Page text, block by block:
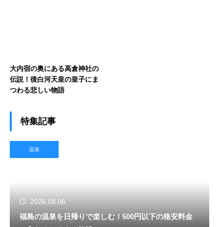
大内宿の奥にある高倉神社の
伝説！後白河天皇の皇子にま
つわる悲しい物語
特集記事
温泉
2026.08.06
福島の温泉を日帰りで楽しむ！500円以下の格安料金